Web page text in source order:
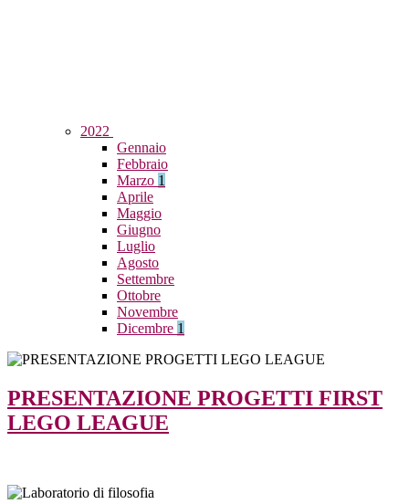
2022
Gennaio
Febbraio
Marzo 1
Aprile
Maggio
Giugno
Luglio
Agosto
Settembre
Ottobre
Novembre
Dicembre 1
PRESENTAZIONE PROGETTI FIRST
LEGO LEAGUE